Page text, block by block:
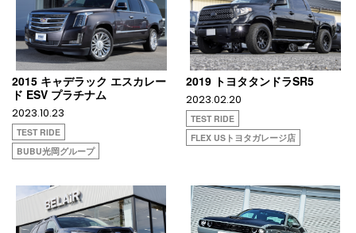
2015 キャデラック エスカレー
ド ESV プラチナム
2023.10.23
TEST RIDE
BUBU光岡グループ
2019 トヨタタンドラSR5
2023.02.20
TEST RIDE
FLEX USトヨタガレージ店